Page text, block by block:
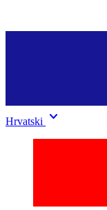
Hrvatski keyboard_arrow_down